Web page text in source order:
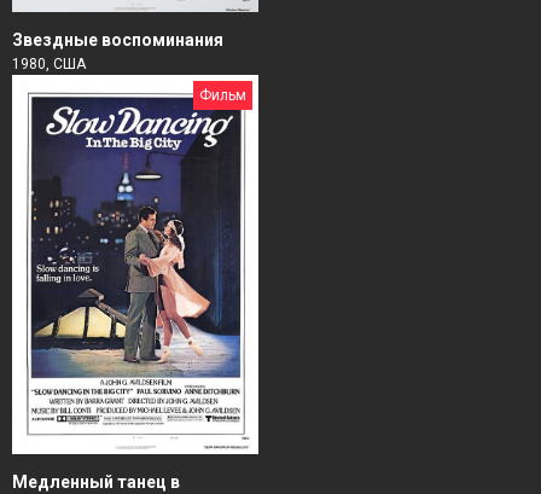
Звездные воспоминания
1980, США
Фильм
Медленный танец в